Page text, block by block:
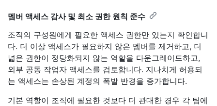
멤버 액세스 감사 및 최소 권한 원칙 준수
조직의 구성원에게 필요한 액세스 권한만 있는지 확인합니
다. 더 이상 액세스가 필요하지 않은 멤버를 제거하고, 더
넓은 권한이 정당화되지 않는 역할을 다운그레이드하고,
외부 공동 작업자 액세스를 검토합니다. 지나치게 허용되
는 액세스는 손상된 계정의 폭발 반경을 증가합니다.
기본 역할이 조직에 필요한 것보다 더 관대한 경우 각 팀에